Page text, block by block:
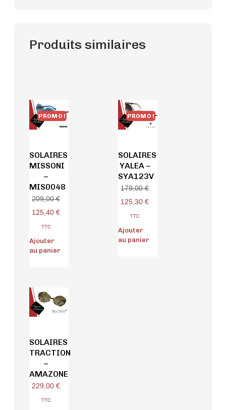
Produits similaires
PROMO !
SOLAIRES
MISSONI
–
MIS0048
209,00€
125,40 €
TTC
Ajouter
au panier
PROMO !
SOLAIRES
YALEA –
SYA123V
179,00€
125,30 €
TTC
Ajouter
au panier
SOLAIRES
TRACTION
–
AMAZONE
229,00 €
TTC